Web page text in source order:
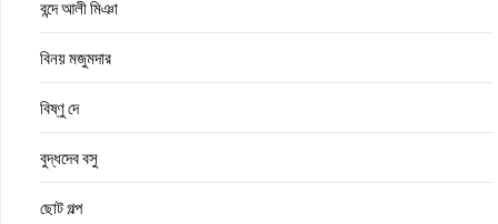
বন্দে আলী মিঞা
বিনয় মজুমদার
বিষ্ণু দে
বুদ্ধদেব বসু
ছোট গল্প